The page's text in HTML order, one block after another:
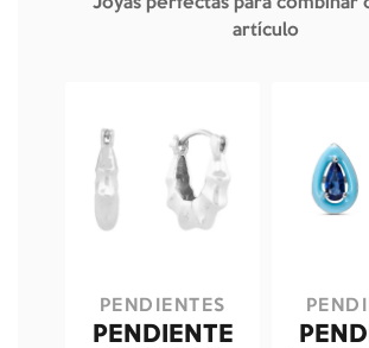
artículo
PENDIENTES
PENDIENTE